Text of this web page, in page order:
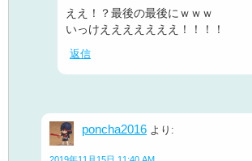
ええ！？最後の最後にｗｗｗ
いっけえええええええ！！！！
返信
poncha2016 より: